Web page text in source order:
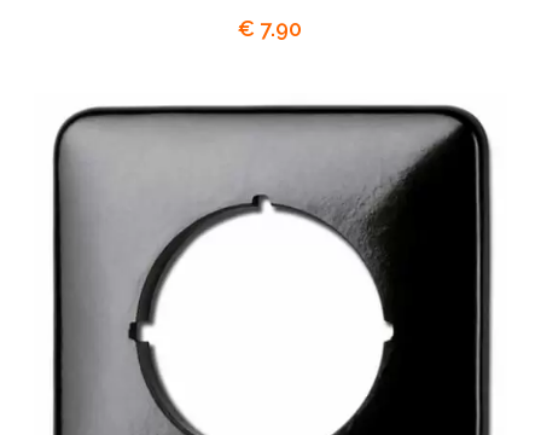
€ 7.90